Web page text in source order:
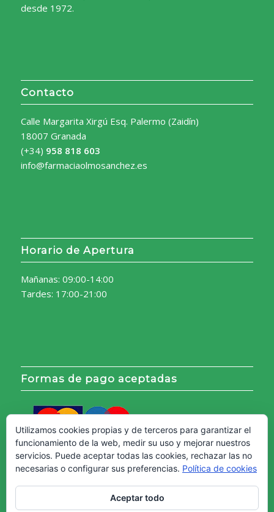
desde 1972.
Contacto
Calle Margarita Xirgú Esq. Palermo (Zaidín)
18007 Granada
(+34) 958 818 603
info@farmaciaolmosanchez.es
Horario de Apertura
Mañanas: 09:00-14:00
Tardes: 17:00-21:00
Formas de pago aceptadas
Utilizamos cookies propias y de terceros para garantizar el
funcionamiento de la web, medir su uso y mejorar nuestros
servicios. Puede aceptar todas las cookies, rechazar las no
necesarias o configurar sus preferencias. Política de cookies
Aceptar todo